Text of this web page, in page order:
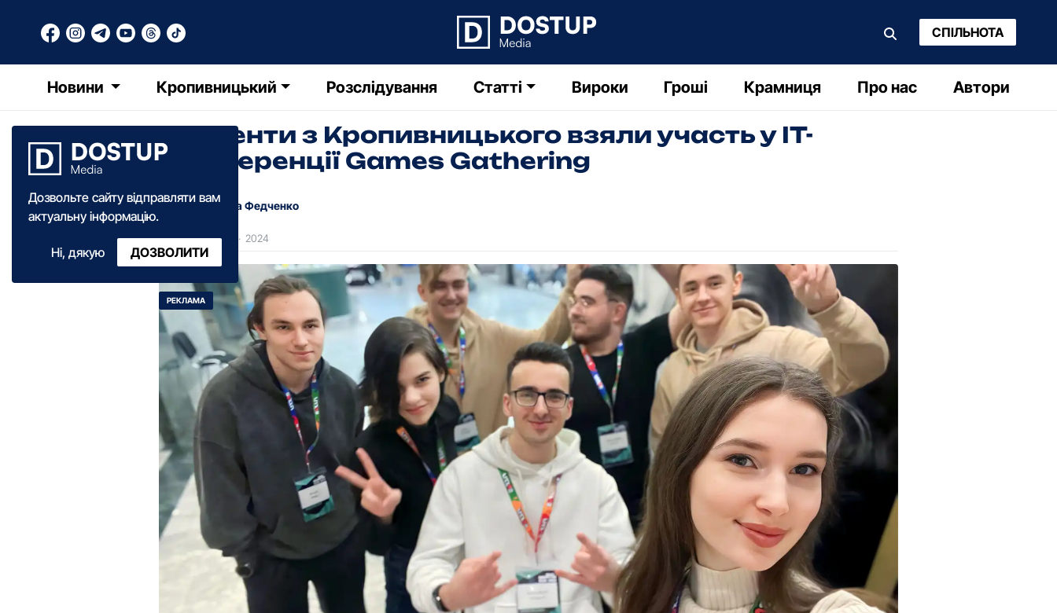
СПІЛЬНОТА
Новини Кропивницький Розслідування Статті Вироки Гроші Крамниця Про нас Автори
Дозвольте сайту відправляти вам
актуальну інформацію.
Ні, дякую ДОЗВОЛИТИ
Студенти з Кропивницького взяли участь у ІТ-
конференції Games Gathering
Катерина Федченко
11:00·01 квітня · 2024